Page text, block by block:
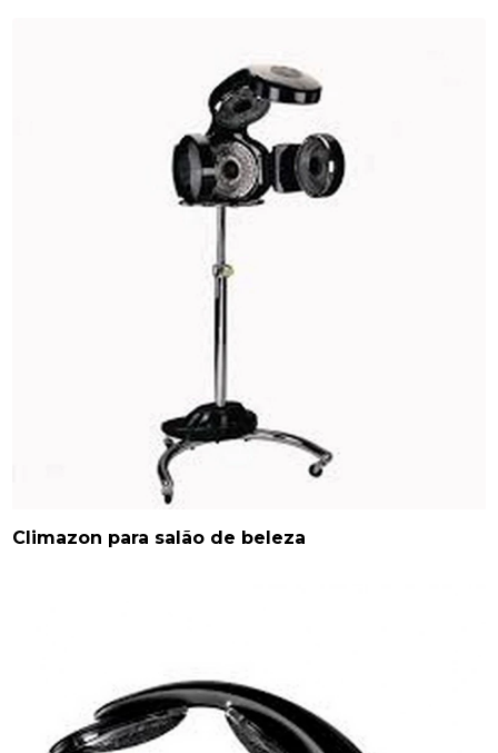
Climazon para salão de beleza